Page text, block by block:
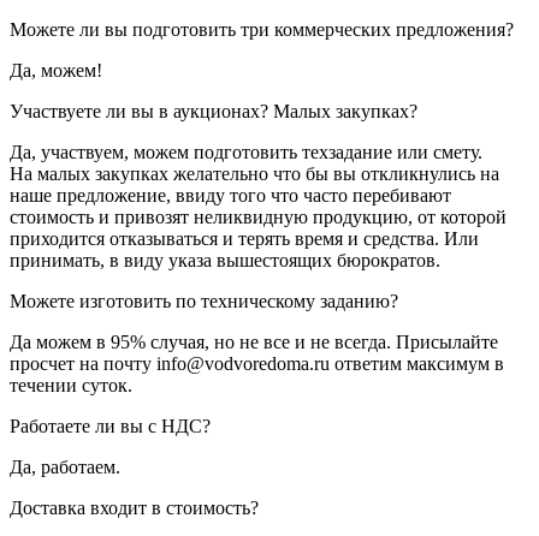
Можете ли вы подготовить три коммерческих предложения?
Да, можем!
Участвуете ли вы в аукционах? Малых закупках?
Да, участвуем, можем подготовить техзадание или смету.
На малых закупках желательно что бы вы откликнулись на
наше предложение, ввиду того что часто перебивают
стоимость и привозят неликвидную продукцию, от которой
приходится отказываться и терять время и средства. Или
принимать, в виду указа вышестоящих бюрократов.
Можете изготовить по техническому заданию?
Да можем в 95% случая, но не все и не всегда. Присылайте
просчет на почту info@vodvoredoma.ru ответим максимум в
течении суток.
Работаете ли вы с НДС?
Да, работаем.
Доставка входит в стоимость?